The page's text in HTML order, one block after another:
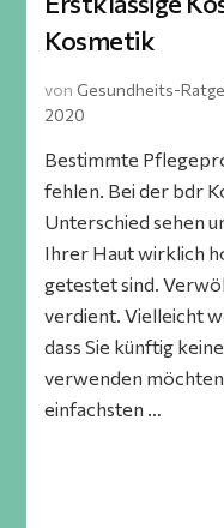
Kosmetik
von Gesundheits-
2020
Bestimmte
fehlen. Bei der bdr
Unterschied sehen
Ihrer Haut wirklich
getestet sind.
verdient. Vielleicht
dass Sie künftig
verwenden
einfachsten …